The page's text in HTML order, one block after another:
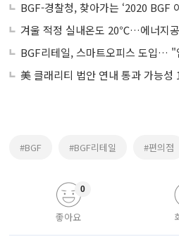
BGF-경찰청, 찾아가는 ‘2020 BGF
겨울 적정 실내온도 20℃…에너지공
BGF리테일, 스마트오피스 도입… "
美 클래리티 법안 연내 통과 가능
#BGF #BGF리테일 #편의점
좋아요
0